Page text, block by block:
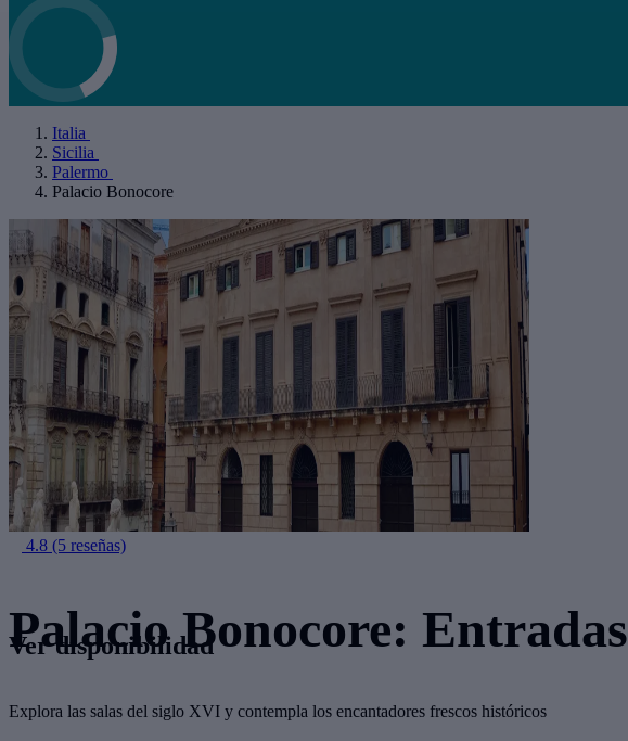
Italia
Sicilia
Palermo
Palacio Bonocore
4.8 (5 reseñas)
Palacio Bonocore: Entradas
Explora las salas del siglo XVI y contempla los encantadores frescos históricos
Ver disponibilidad